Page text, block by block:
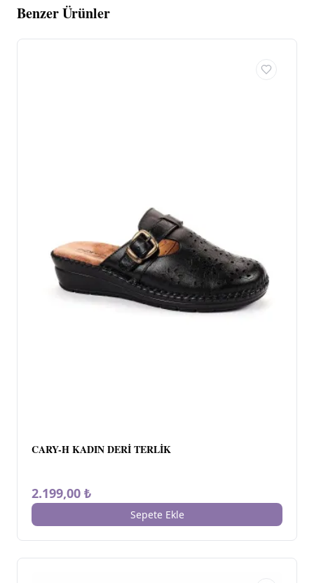
Benzer Ürünler
CARY-H KADIN DERİ TERLİK
2.199,00 ₺
Sepete Ekle